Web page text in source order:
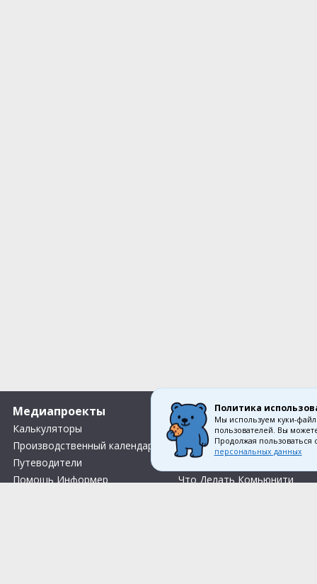
Медиапроекты
Калькуляторы
Производственный календарь
Путеводители
Помощь Информер
О компании
Вакансии
Контакты
О нас
Что Делать Комьюнити
Политика
Мы используем куки-
пользователей. Вы
Продолжая
персональных данных